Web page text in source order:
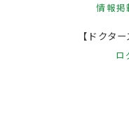
情報掲
【ドクタ
ロ